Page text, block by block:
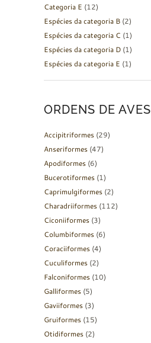
Categoria E (12)
Espécies da categoria B (2)
Espécies da categoria C (1)
Espécies da categoria D (1)
Espécies da categoria E (1)
ORDENS DE AVES
Accipitriformes (29)
Anseriformes (47)
Apodiformes (6)
Bucerotiformes (1)
Caprimulgiformes (2)
Charadriiformes (112)
Ciconiiformes (3)
Columbiformes (6)
Coraciiformes (4)
Cuculiformes (2)
Falconiformes (10)
Galliformes (5)
Gaviiformes (3)
Gruiformes (15)
Otidiformes (2)